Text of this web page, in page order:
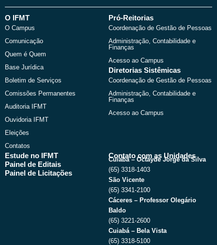
e
o
k
w
t
t
O IFMT
O Campus
Comunicação
Quem é Quem
Base Jurídica
Boletim de Serviços
Comissões Permanentes
Auditoria IFMT
Ouvidoria IFMT
Eleições
Contatos
Pró-Reitorias
Coordenação de Gestão de Pessoas
Administração, Contabilidade e
Finanças
Acesso ao Campus
Diretorias Sistêmicas
Coordenação de Gestão de Pessoas
Administração, Contabilidade e
Finanças
Acesso ao Campus
Estude no IFMT
Painel de Editais
Painel de Licitações
Contato com as Unidades
Cuiabá – Octayde Jorge da Silva
(65) 3318-1403
São Vicente
(65) 3341-2100
Cáceres – Professor Olegário
Baldo
(65) 3221-2600
Cuiabá – Bela Vista
(65) 3318-5100